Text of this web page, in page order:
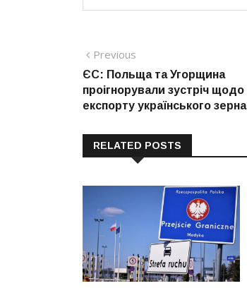
Навігація
записів
Previous
post:
ЄС: Польща та Угорщина
проігнорували зустріч щодо
експорту українського зерна
RELATED POSTS